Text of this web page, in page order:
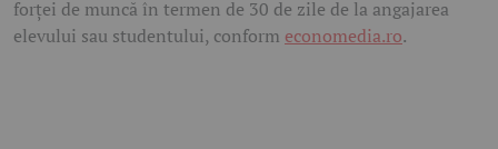
forței de muncă în termen de 30 de zile de la angajarea
elevului sau studentului, conform economedia.ro.